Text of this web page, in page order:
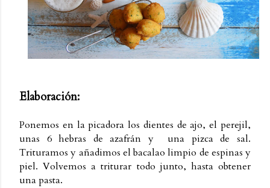
Elaboración:
Ponemos en la picadora los dientes de ajo, el perejil,
unas 6 hebras de azafrán y una pizca de sal.
Trituramos y añadimos el bacalao limpio de espinas y
piel. Volvemos a triturar todo junto, hasta obtener
una pasta.